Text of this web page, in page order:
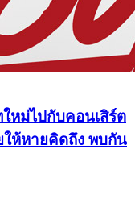
หม่ไปกับคอนเสิร์ต
ห้หายคิดถึง พบกัน